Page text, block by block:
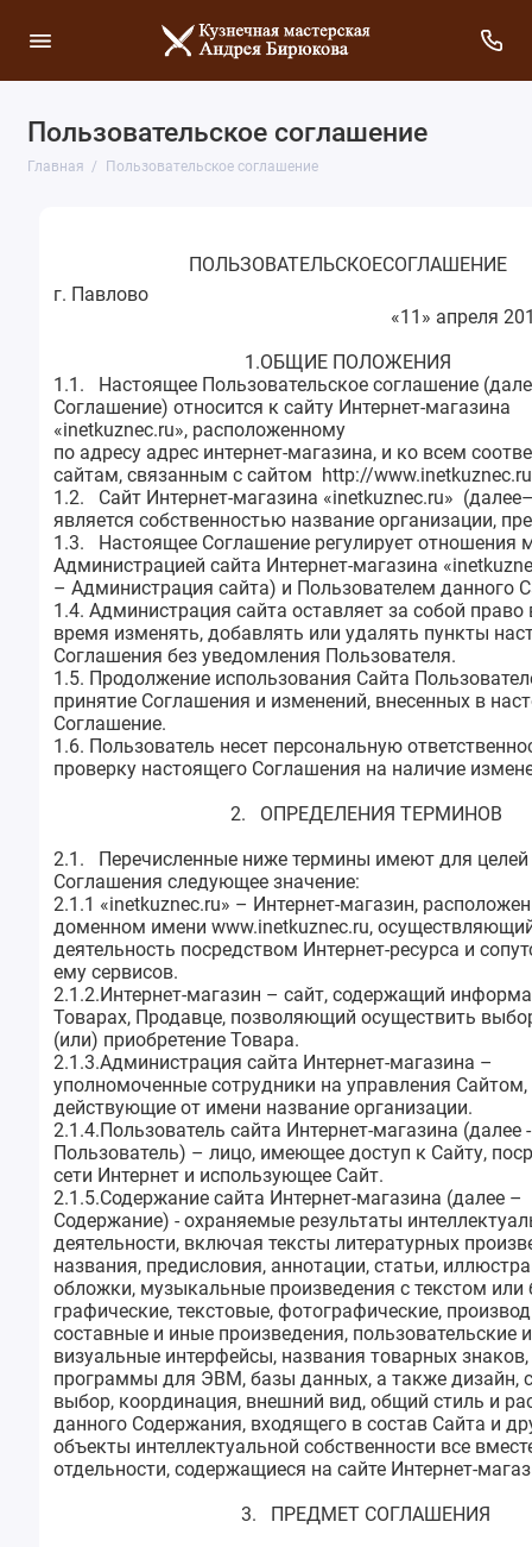
Пользовательское соглашение
Главная Пользовательское соглашение
ПОЛЬЗОВАТЕЛЬСКОЕСОГЛАШЕНИЕ
г.
«11» апреля
1.ОБЩИЕ ПОЛОЖЕНИЯ
1.1. Настоящее Пользовательское соглашение
Соглашение) относится к сайту Интернет-магазина
«inetkuznec.ru», расположенному
по адресу адрес интернет-магазина, и ко всем
сайтам, связанным с сайтом http://
1.2. Сайт Интернет-магазина «inetkuznec.ru»
является собственностью название организации,
1.3. Настоящее Соглашение регулирует отношения
Администрацией сайта Интернет-магазина
– Администрация сайта) и Пользователем данного
1.4. Администрация сайта оставляет за собой
время изменять, добавлять или удалять пункты
Соглашения без уведомления Пользователя.
1.5. Продолжение использования Сайта
принятие Соглашения и изменений, внесенных в
Соглашение.
1.6. Пользователь несет персональную
проверку настоящего Соглашения на наличие
2. ОПРЕДЕЛЕНИЯ ТЕРМИНОВ
2.1. Перечисленные ниже термины имеют для целей
Соглашения следующее значение:
2.1.1 «inetkuznec.ru» – Интернет-магазин,
доменном имени www.inetkuznec.ru,
деятельность посредством Интернет-ресурса и
ему сервисов.
2.1.2.Интернет-магазин – сайт, содержащий
Товарах, Продавце, позволяющий осуществить
(или) приобретение Товара.
2.1.3.Администрация сайта Интернет-магазина –
уполномоченные сотрудники на управления Сайтом,
действующие от имени название организации.
2.1.4.Пользователь сайта Интернет-магазина (далее ‑
Пользователь) – лицо, имеющее доступ к Сайту,
сети Интернет и использующее Сайт.
2.1.5.Содержание сайта Интернет-магазина (далее –
Содержание) - охраняемые результаты
деятельности, включая тексты литературных
названия, предисловия, аннотации, статьи,
обложки, музыкальные произведения с текстом или
графические, текстовые, фотографические,
составные и иные произведения, пользовательские
визуальные интерфейсы, названия товарных
программы для ЭВМ, базы данных, а также дизайн,
выбор, координация, внешний вид, общий стиль и
данного Содержания, входящего в состав Сайта и
объекты интеллектуальной собственности все
отдельности, содержащиеся на сайте Интернет-
3. ПРЕДМЕТ СОГЛАШЕНИЯ